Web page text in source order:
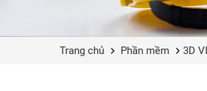
Trang chủ Phần mềm 3D